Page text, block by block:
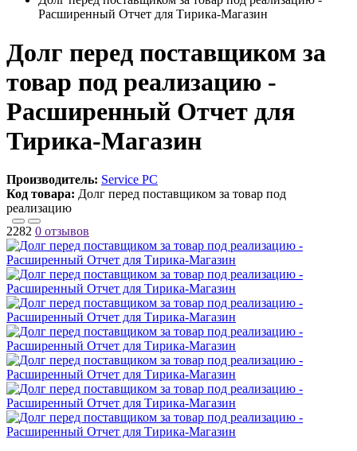
Расширенный Отчет для Тирика-Магазин
Долг перед поставщиком за
товар под реализацию -
Расширенный Отчет для
Тирика-Магазин
Производитель: Service PC
Код товара: Долг перед поставщиком за товар под
реализацию
2282 0 отзывов